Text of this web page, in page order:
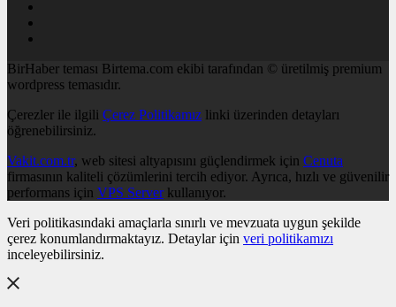
BirHaber teması Birtema.com ekibi tarafından © üretilmiş premium
wordpress temasıdır.
Çerezler ile ilgili Çerez Politikamız linki üzerinden detayları
öğrenebilirsiniz.
Vakit.com.tr, web sitesi altyapısını güçlendirmek için Cenuta
firmasının kaliteli çözümlerini tercih ediyor. Ayrıca, hızlı ve güvenilir
performans için VPS Serverkullanıyor.
Veri politikasındaki amaçlarla sınırlı ve mevzuata uygun şekilde
çerez konumlandırmaktayız. Detaylar için veri politikamızı
inceleyebilirsiniz.